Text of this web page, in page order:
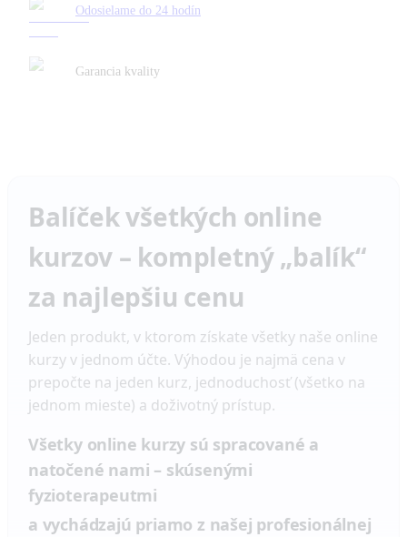
Odosielame do 24 hodín
Garancia kvality
Balíček všetkých online
kurzov – kompletný „balík“
za najlepšiu cenu
Jeden produkt, v ktorom získate všetky naše online
kurzy v jednom účte. Výhodou je najmä cena v
prepočte na jeden kurz, jednoduchosť (všetko na
jednom mieste) a doživotný prístup.
Všetky online kurzy sú spracované a
natočené nami – skúsenými
fyzioterapeutmi
a vychádzajú priamo z našej profesionálnej